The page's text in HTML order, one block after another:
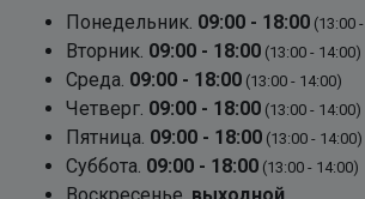
Понедельник. 09:00 - 18:00 (13:00
Вторник. 09:00 - 18:00 (13:00 - 14:00)
Среда. 09:00 - 18:00 (13:00 - 14:00)
Четверг. 09:00 - 18:00 (13:00 - 14:00)
Пятница. 09:00 - 18:00 (13:00 - 14:00)
Суббота. 09:00 - 18:00 (13:00 - 14:00)